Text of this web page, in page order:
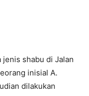
jenis shabu di Jalan
inisial A.
dilakukan